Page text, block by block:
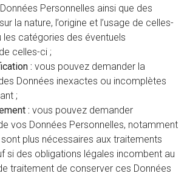
Personnelles ainsi que des
la nature, l’origine et l’usage de celles-
les catégories des éventuels
celles-ci ;
: vous pouvez demander la
Données inexactes ou incomplètes
;
: vous pouvez demander
vos Données Personnelles, notamment
plus nécessaires aux traitements
si des obligations légales incombent au
traitement de conserver ces Données